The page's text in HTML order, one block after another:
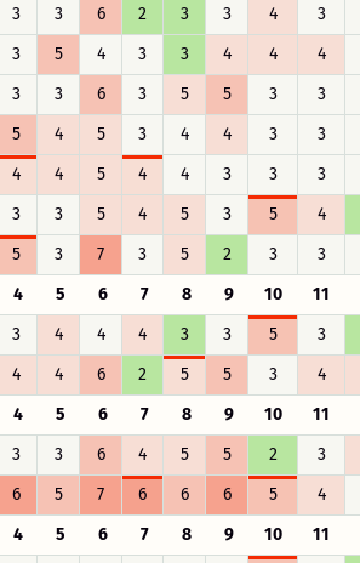
3 3 6 2 3 3 4 3
3 5 4 3 3 4 4 4
3 3 6 3 5 5 3 3
5 4 5 3 4 4 3 3
4 4 5 4 4 3 3 3
3 3 5 4 5 3 5 4
5 3 7 3 5 2 3 3
4 5 6 7 8 9 10 11
3 4 4 4 3 3 5 3
4 4 6 2 5 5 3 4
4 5 6 7 8 9 10 11
3 3 6 4 5 5 2 3
6 5 7 6 6 6 5 4
4 5 6 7 8 9 10 11